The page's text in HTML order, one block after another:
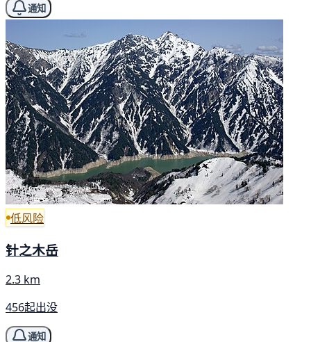
通知
低风险
针之木岳
2.3 km
456起出没
通知